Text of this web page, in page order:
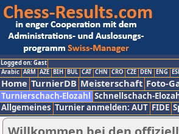
Logged on: Gast
Arabic ARM AZE BIH BUL CAT CHN CRO CZE DEN ENG
Home TurnierDB Meisterschaft Foto-
Turnierschach-Elozahl Schnellschach-
Allgemeines Turnier anmelden: AUT FIDE